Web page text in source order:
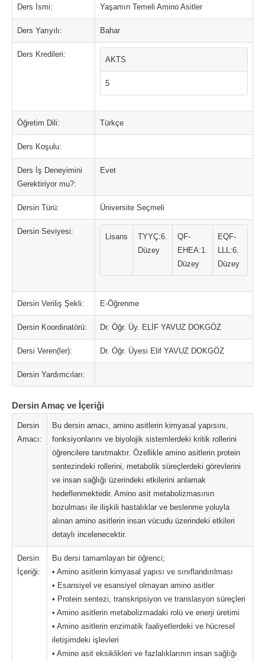
Ders İsmi: Yaşamın Temeli Amino Asitler
Ders Yarıyılı: Bahar
Ders Kredileri:
AKTS
5
Öğretim Dili: Türkçe
Ders Koşulu:
Ders İş Deneyimini
Gerektiriyor mu?:
Evet
Dersin Türü: Üniversite Seçmeli
Dersin Seviyesi:
Lisans
TYYÇ:6.
Düzey
QF-
EHEA:1.
Düzey
EQF-
LLL:6.
Düzey
Dersin Veriliş Şekli: E-Öğrenme
Dersin Koordinatörü: Dr. Öğr. Üy. ELİF YAVUZ DOKGÖZ
Dersi Veren(ler): Dr. Öğr. Üyesi Elif YAVUZ DOKGÖZ
Dersin Yardımcıları:
Dersin Amaç ve İçeriği
Dersin
Amacı:
Bu dersin amacı, amino asitlerin kimyasal yapısını,
fonksiyonlarını ve biyolojik sistemlerdeki kritik rollerini
öğrencilere tanıtmaktır. Özellikle amino asitlerin protein
sentezindeki rollerini, metabolik süreçlerdeki görevlerini
ve insan sağlığı üzerindeki etkilerini anlamak
hedeflenmektedir. Amino asit metabolizmasının
bozulması ile ilişkili hastalıklar ve beslenme yoluyla
alınan amino asitlerin insan vücudu üzerindeki etkileri
detaylı incelenecektir.
Dersin
İçeriği:
Bu dersi tamamlayan bir öğrenci;
• Amino asitlerin kimyasal yapısı ve sınıflandırılması
• Esansiyel ve esansiyel olmayan amino asitler
• Protein sentezi, transkripsiyon ve translasyon süreçleri
• Amino asitlerin metabolizmadaki rolü ve enerji üretimi
• Amino asitlerin enzimatik faaliyetlerdeki ve hücresel
iletişimdeki işlevleri
• Amino asit eksiklikleri ve fazlalıklarının insan sağlığı